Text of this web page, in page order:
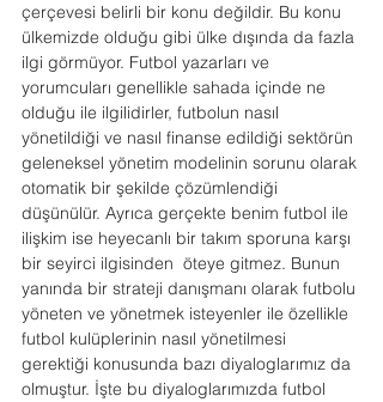
çerçevesi belirli bir konu değildir. Bu konu
ülkemizde olduğu gibi ülke dışında da fazla
ilgi görmüyor. Futbol yazarları ve
yorumcuları genellikle sahada içinde ne
olduğu ile ilgilidirler, futbolun nasıl
yönetildiği ve nasıl finanse edildiği sektörün
geleneksel yönetim modelinin sorunu olarak
otomatik bir şekilde çözümlendiği
düşünülür. Ayrıca gerçekte benim futbol ile
ilişkim ise heyecanlı bir takım sporuna karşı
bir seyirci ilgisinden  öteye gitmez. Bunun
yanında bir strateji danışmanı olarak futbolu
yöneten ve yönetmek isteyenler ile özellikle
futbol kulüplerinin nasıl yönetilmesi
gerektiği konusunda bazı diyaloglarımız da
olmuştur. İşte bu diyaloglarımızda futbol